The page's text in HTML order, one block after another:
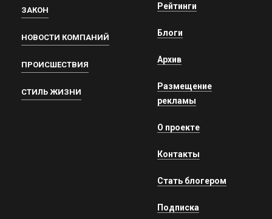
ЗАКОН
НОВОСТИ КОМПАНИЙ
ПРОИСШЕСТВИЯ
СТИЛЬ ЖИЗНИ
Рейтинги
Блоги
Архив
Размещение
рекламы
О проекте
Контакты
Стать блогером
Подписка